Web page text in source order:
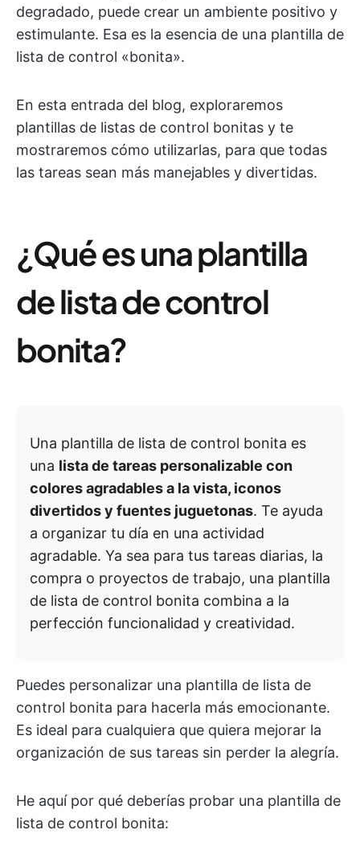
degradado, puede crear un ambiente positivo y
estimulante. Esa es la esencia de una plantilla de
lista de control «bonita».
En esta entrada del blog, exploraremos
plantillas de listas de control bonitas y te
mostraremos cómo utilizarlas, para que todas
las tareas sean más manejables y divertidas.
¿Qué es una plantilla
de lista de control
bonita?
Una plantilla de lista de control bonita es
una lista de tareas personalizable con
colores agradables a la vista, iconos
divertidos y fuentes juguetonas. Te ayuda
a organizar tu día en una actividad
agradable. Ya sea para tus tareas diarias, la
compra o proyectos de trabajo, una plantilla
de lista de control bonita combina a la
perfección funcionalidad y creatividad.
Puedes personalizar una plantilla de lista de
control bonita para hacerla más emocionante.
Es ideal para cualquiera que quiera mejorar la
organización de sus tareas sin perder la alegría.
He aquí por qué deberías probar una plantilla de
lista de control bonita: